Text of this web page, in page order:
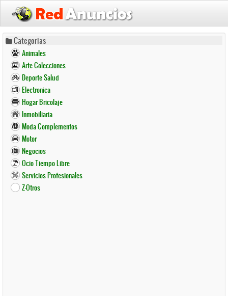
Pasar
contenido
principal
Categorias
Animales
Arte Colecciones
Deporte Salud
Electronica
Hogar Bricolaje
Inmobiliaria
Moda Complementos
Motor
Negocios
Ocio Tiempo Libre
Servicios Profesionales
Z-Otros